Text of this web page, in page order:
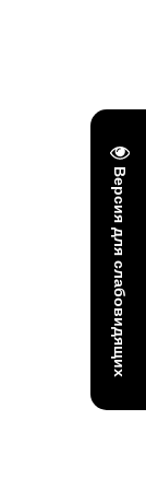
Версия для слабовидящих